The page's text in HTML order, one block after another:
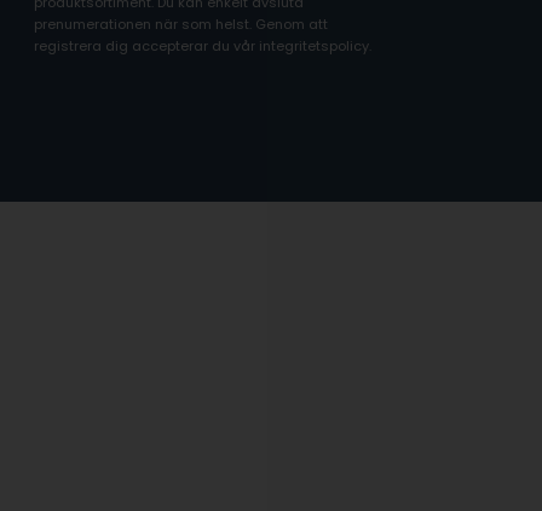
prenumerationen när som helst. Genom att
registrera dig accepterar du vår integritetspolicy.